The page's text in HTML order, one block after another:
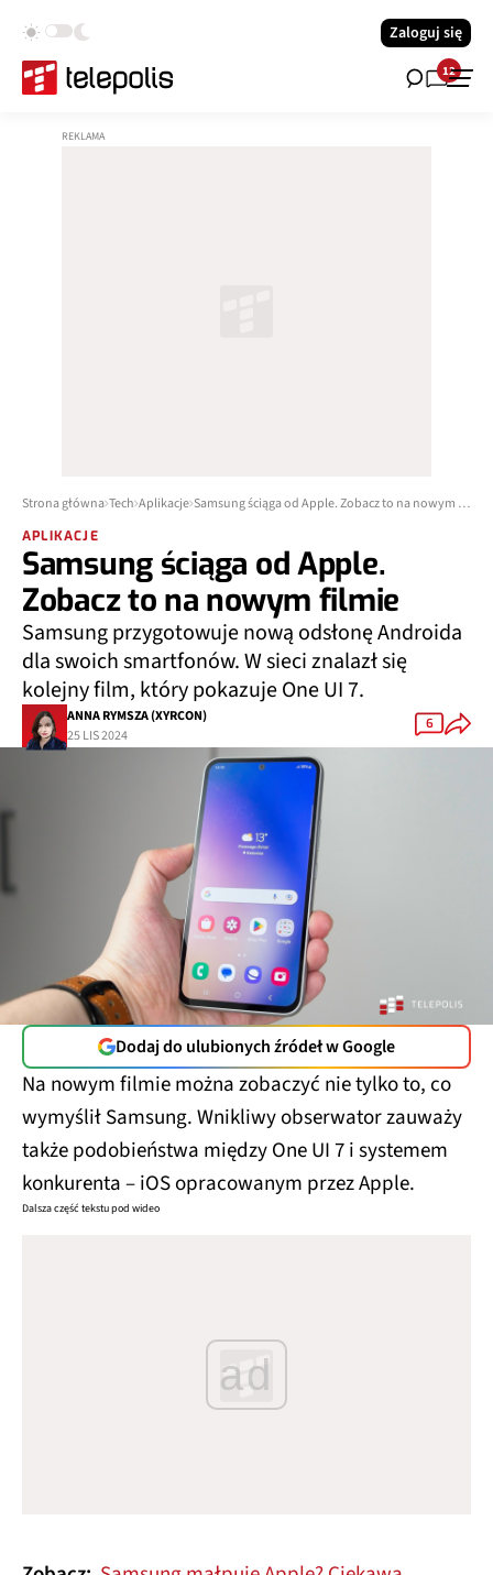
Zaloguj się
12
Strona główna Tech Aplikacje
APLIKACJE
Samsung ściąga od Apple.
Zobacz to na nowym filmie
Samsung przygotowuje nową odsłonę Androida
dla swoich smartfonów. W sieci znalazł się
kolejny film, który pokazuje One UI 7.
ANNA RYMSZA (XYRCON)
25 LIS 2024
6
Dodaj do ulubionych źródeł w Google
Na nowym filmie można zobaczyć nie tylko to, co
wymyślił Samsung. Wnikliwy obserwator zauważy
także podobieństwa między One UI 7 i systemem
konkurenta – iOS opracowanym przez Apple.
Dalsza część tekstu pod wideo
ad